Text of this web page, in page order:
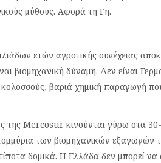
μύθους. Αφορά τη Γη.
ετών αγροτικής συνέχειας
βιομηχανική δύναμη. Δεν είναι
βαριά χημική παραγωγή
της Mercosur κινούνται γύρω στα
των βιομηχανικών
δομικά. Η Ελλάδα δεν μπορεί να